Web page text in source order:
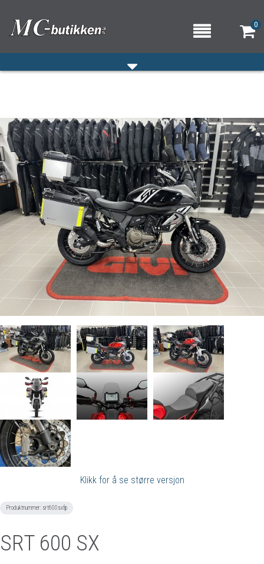
0
HJEM
VERKSTED
OM OSS/ÅPNINGSTIDER
KONTAKT OSS
Klikk for å se større versjon
Produktnummer: srt600sxfp
SRT 600 SX